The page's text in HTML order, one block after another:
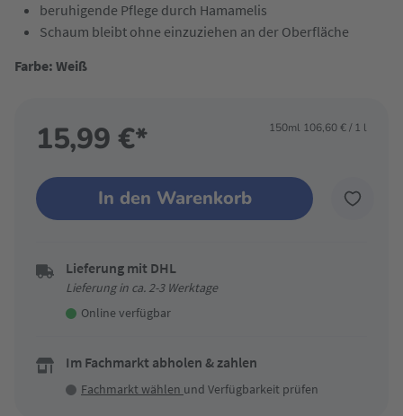
beruhigende Pflege durch Hamamelis
Schaum bleibt ohne einzuziehen an der Oberfläche
Farbe: Weiß
15,99 €* 150ml 106,60 € / 1 l
In den Warenkorb
Lieferung mit DHL
Lieferung in ca. 2-3 Werktage
Online verfügbar
Im Fachmarkt abholen & zahlen
Fachmarkt wählen und Verfügbarkeit prüfen